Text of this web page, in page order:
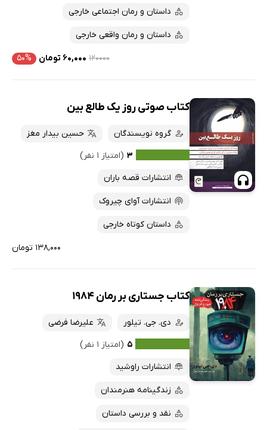
داستان و رمان اجتماعی خارجی
داستان و رمان واقعی خارجی
۱۲۰۰۰۰ ۶۰,۰۰۰ تومان ۵۰%
کتاب صوتی روز یک طالع بین
گروه نویسندگان
حسین بیدار مغز
۳ (امتیاز ۱ نفر)
انتشارات قصه باران
انتشارات آوای چیروک
داستان کوتاه خارجی
۱۳۸,۰۰۰ تومان
کتاب جستاری بر رمان 1984
دی. جی. تیلور
علیرضا فرضی
۵ (امتیاز ۱ نفر)
انتشارات راوشید
زندگینامه هنرمندان
نقد و بررسی داستان